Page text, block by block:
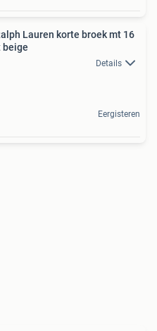
Lauren korte broek mt 16
beige
Details
Eergisteren